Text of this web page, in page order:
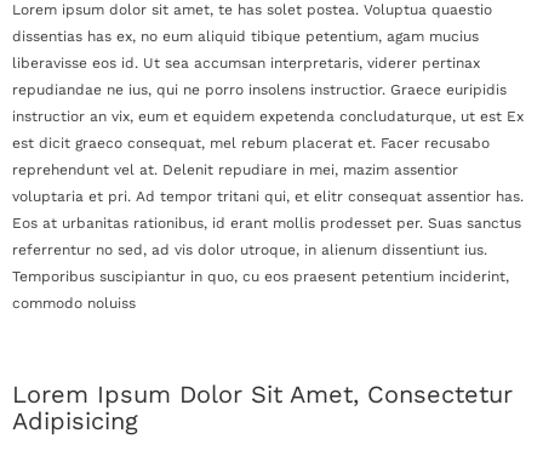
Lorem ipsum dolor sit amet, te has solet postea. Voluptua quaestio
dissentias has ex, no eum aliquid tibique petentium, agam mucius
liberavisse eos id. Ut sea accumsan interpretaris, viderer pertinax
repudiandae ne ius, qui ne porro insolens instructior. Graece euripidis
instructior an vix, eum et equidem expetenda concludaturque, ut est Ex
est dicit graeco consequat, mel rebum placerat et. Facer recusabo
reprehendunt vel at. Delenit repudiare in mei, mazim assentior
voluptaria et pri. Ad tempor tritani qui, et elitr consequat assentior has.
Eos at urbanitas rationibus, id erant mollis prodesset per. Suas sanctus
referrentur no sed, ad vis dolor utroque, in alienum dissentiunt ius.
Temporibus suscipiantur in quo, cu eos praesent petentium inciderint,
commodo noluiss
Lorem Ipsum Dolor Sit Amet, Consectetur
Adipisicing